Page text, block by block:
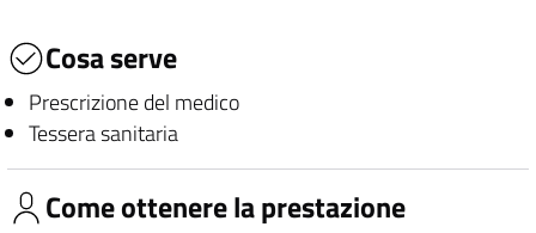
Cosa serve
Prescrizione del medico
Tessera sanitaria
Come ottenere la prestazione